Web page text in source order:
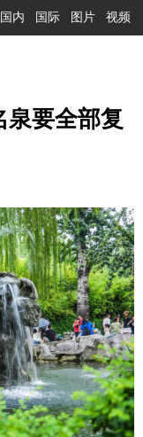
国内 国际 图片 视频
泉要全部复